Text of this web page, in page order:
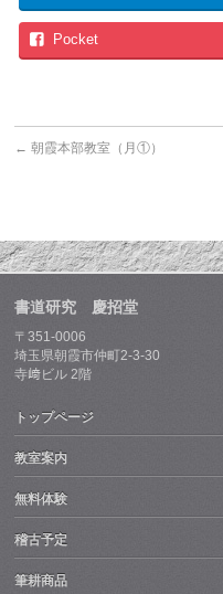
Pocket
← 朝霞本部教室（月①）
書道研究 慶招堂
〒351-0006
埼玉県朝霞市仲町2-3-30
寺﨑ビル 2階
トップページ
教室案内
無料体験
稽古予定
筆耕商品